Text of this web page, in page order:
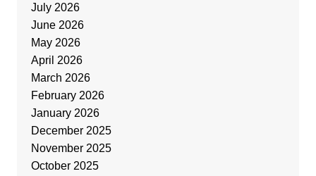
July 2026
June 2026
May 2026
April 2026
March 2026
February 2026
January 2026
December 2025
November 2025
October 2025